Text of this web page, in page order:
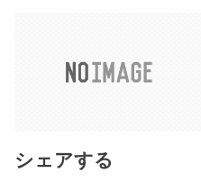
シェアする